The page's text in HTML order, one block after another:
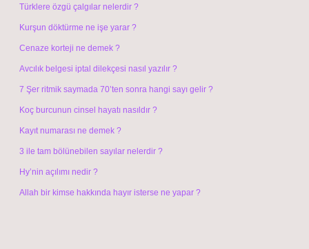
Türklere özgü çalgılar nelerdir ?
Kurşun döktürme ne işe yarar ?
Cenaze korteji ne demek ?
Avcılık belgesi iptal dilekçesi nasıl yazılır ?
7 Şer ritmik saymada 70’ten sonra hangi sayı gelir ?
Koç burcunun cinsel hayatı nasıldır ?
Kayıt numarası ne demek ?
3 ile tam bölünebilen sayılar nelerdir ?
Hy’nin açılımı nedir ?
Allah bir kimse hakkında hayır isterse ne yapar ?